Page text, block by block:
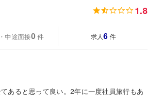
1.8
中途面接0 件 求人6 件
あると思って良い。2年に一度社員旅行もあ